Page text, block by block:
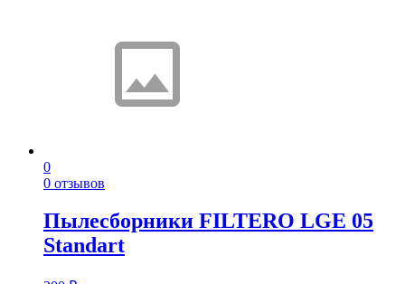
0
0 отзывов
Пылесборники FILTERO LGE 05
Standart